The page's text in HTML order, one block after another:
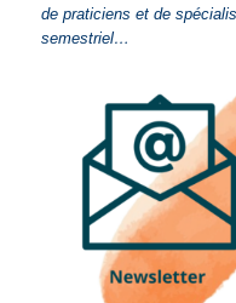
de praticiens et de
semestriel…